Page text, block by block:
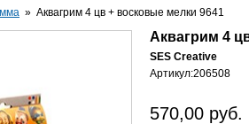
Аквагрим 4 цв + восковые мелки 9641
Аквагрим 4
SES Creative
Артикул:206508
570,00 руб.